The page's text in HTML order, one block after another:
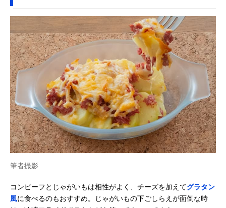
筆者撮影
コンビーフとじゃがいもは相性がよく、チーズを加えてグラタン
風に食べるのもおすすめ。じゃがいもの下ごしらえが面倒な時